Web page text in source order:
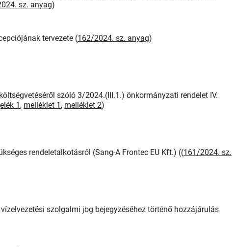
sz. anyag)
tervezete (162/2024. sz. anyag)
szóló 3/2024.(III.1.) önkormányzati rendelet IV.
1 , melléklet 1 , melléklet 2)
rendeletalkotásról (Sang-A Frontec EU Kft.) ((161/2024. sz.
szolgalmi jog bejegyzéséhez történő hozzájárulás